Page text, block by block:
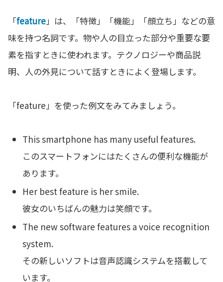
「feature」は、「特徴」「機能」「顔立ち」などの意
味を持つ名詞です。物や人の目立った部分や重要な要
素を指すときに使われます。テクノロジーや商品説
明、人の外見について話すときによく登場します。
「feature」を使った例文をみてみましょう。
This smartphone has many useful features.
このスマートフォンにはたくさんの便利な機能が
あります。
Her best feature is her smile.
彼女のいちばんの魅力は笑顔です。
The new software features a voice recognition
system.
その新しいソフトは音声認識システムを搭載して
います。